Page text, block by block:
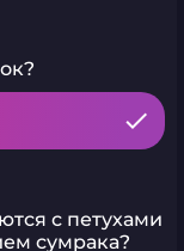
с петухами
сумрака?